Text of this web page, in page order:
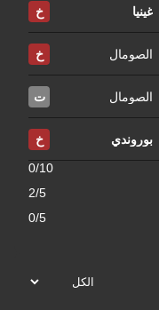
غينيا خ
الصومال خ
الصومال ت
بوروندي خ
0/10
2/5
0/5